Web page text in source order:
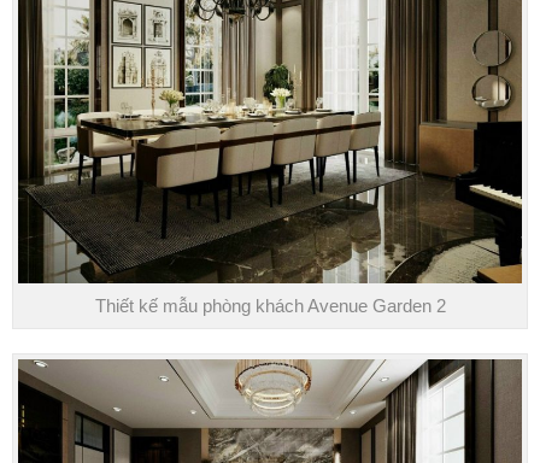
Thiết kế mẫu phòng khách Avenue Garden 2